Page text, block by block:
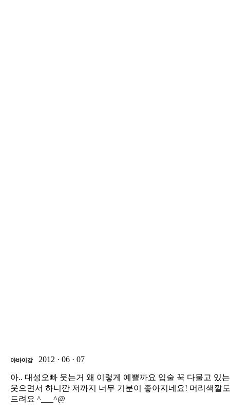
아바이강 2012 · 06 · 07
아.. 대성오빠 웃는거 왜 이렇게 예쁠까요 입술 꾹 다물고 있
웃으면서 하니깐 저까지 너무 기분이 좋아지네요! 머리색깔
드려요 ^___^@